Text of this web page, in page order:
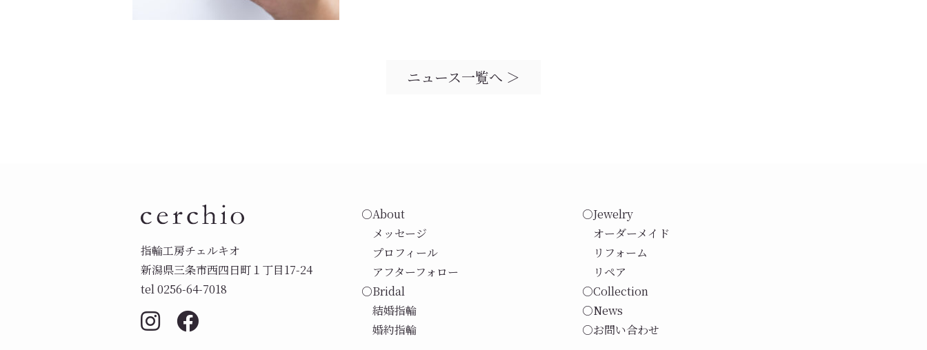
ニュース一覧へ ＞
指輪工房チェルキオ
新潟県三条市西四日町１丁目17-24
tel 0256-64-7018
○About
メッセージ
プロフィール
アフターフォロー
○Bridal
結婚指輪
婚約指輪
○Jewelry
オーダーメイド
リフォーム
リペア
○Collection
○News
○お問い合わせ